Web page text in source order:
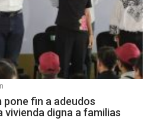
pone fin a adeudos
digna a familias